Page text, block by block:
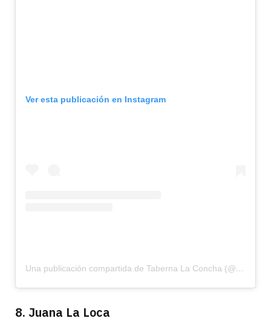
Ver esta publicación en Instagram
Una publicación compartida de Taberna La Concha (@laconchataberna)
8. Juana La Loca